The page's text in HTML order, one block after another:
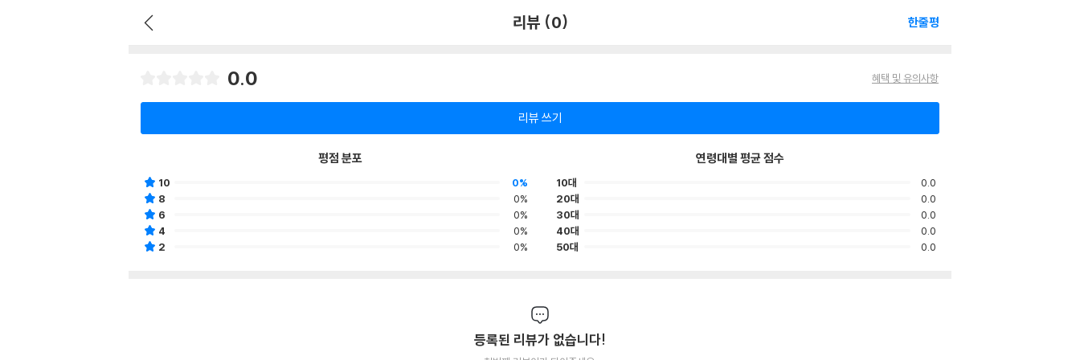
리뷰 (0) 한줄평
0.0 혜택 및 유의사항
리뷰 쓰기
평점 분포
10
0%
8
0%
6
0%
4
0%
2
0%
연령대별 평균 점수
10대
0.0
20대
0.0
30대
0.0
40대
0.0
50대
0.0
등록된 리뷰가 없습니다!